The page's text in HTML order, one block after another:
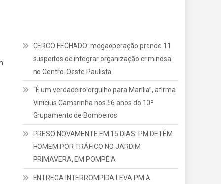
CERCO FECHADO: megaoperação prende 11
suspeitos de integrar organização criminosa
no Centro-Oeste Paulista
“É um verdadeiro orgulho para Marília”, afirma
Vinicius Camarinha nos 56 anos do 10º
Grupamento de Bombeiros
PRESO NOVAMENTE EM 15 DIAS: PM DETÉM
HOMEM POR TRÁFICO NO JARDIM
PRIMAVERA, EM POMPÉIA
ENTREGA INTERROMPIDA LEVA PM A